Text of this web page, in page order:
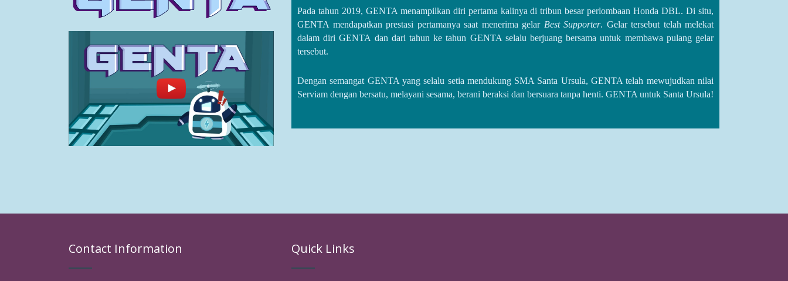
Pada tahun 2019, GENTA menampilkan diri pertama kalinya di tribun besar perlombaan Honda DBL. Di situ,
GENTA mendapatkan prestasi pertamanya saat menerima gelar Best Supporter. Gelar tersebut telah melekat
dalam diri GENTA dan dari tahun ke tahun GENTA selalu berjuang bersama untuk membawa pulang gelar
tersebut.
Dengan semangat GENTA yang selalu setia mendukung SMA Santa Ursula, GENTA telah mewujudkan nilai
Serviam dengan bersatu, melayani sesama, berani beraksi dan bersuara tanpa henti. GENTA untuk Santa Ursula!
Contact Information Quick Links